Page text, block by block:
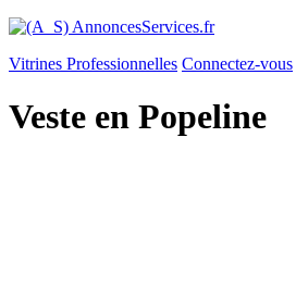
Vitrines Professionnelles Connectez-vous
Veste en Popeline